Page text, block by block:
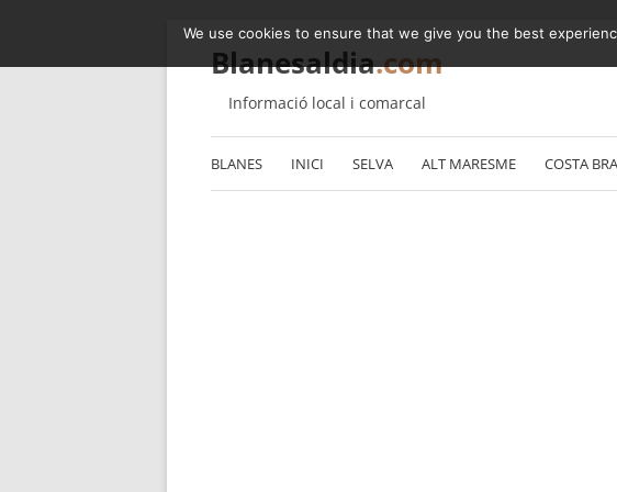
Blanesaldia.com
Informació local i comarcal
BLANES INICI SELVA ALT MARESME COSTA
We use cookies to ensure that we give you the best